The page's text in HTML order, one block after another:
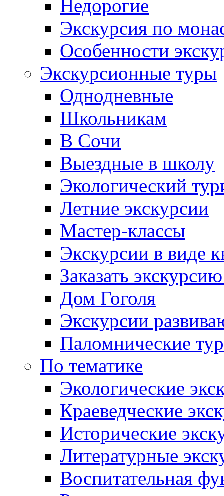
Недорогие
Экскурсия по
Особенности
Экскурсионные туры
Однодневные
Школьникам
В Сочи
Выездные в школу
Экологический
Летние экскурсии
Мастер-классы
Экскурсии в виде
Заказать
Дом Гоголя
Экскурсии
Паломнические
По тематике
Экологические
Краеведческие
Исторические
Литературные
Воспитательная